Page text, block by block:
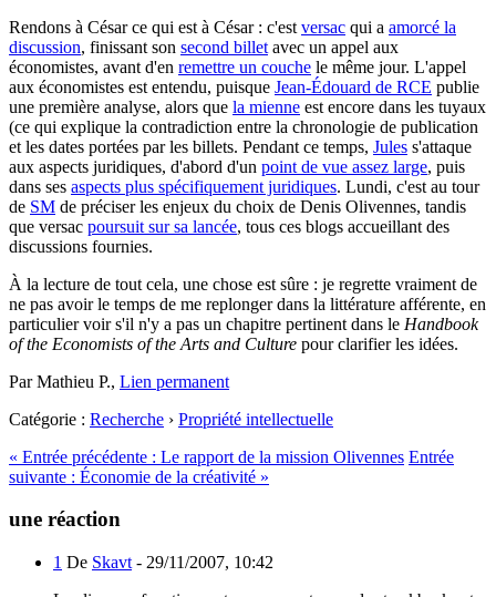
Rendons à César ce qui est à César : c'est versac qui a amorcé la
discussion, finissant son second billet avec un appel aux
économistes, avant d'en remettre un couche le même jour. L'appel
aux économistes est entendu, puisque Jean-Édouard de RCE publie
une première analyse, alors que la mienne est encore dans les tuyaux
(ce qui explique la contradiction entre la chronologie de publication
et les dates portées par les billets. Pendant ce temps, Jules s'attaque
aux aspects juridiques, d'abord d'un point de vue assez large, puis
dans ses aspects plus spécifiquement juridiques. Lundi, c'est au tour
de SM de préciser les enjeux du choix de Denis Olivennes, tandis
que versac poursuit sur sa lancée, tous ces blogs accueillant des
discussions fournies.
À la lecture de tout cela, une chose est sûre : je regrette vraiment de
ne pas avoir le temps de me replonger dans la littérature afférente, en
particulier voir s'il n'y a pas un chapitre pertinent dans le Handbook
of the Economists of the Arts and Culture pour clarifier les idées.
Par Mathieu P., Lien permanent
Catégorie : Recherche › Propriété intellectuelle
« Entrée précédente : Le rapport de la mission Olivennes Entrée
suivante : Économie de la créativité »
une réaction
1 De Skavt - 29/11/2007, 10:42